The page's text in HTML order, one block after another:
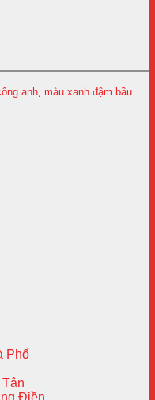
Phố
Điền
anh màu xanh đậm bầu